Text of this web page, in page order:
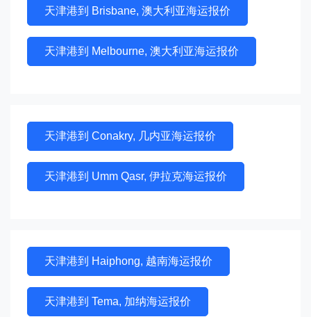
天津港到 Brisbane, 澳大利亚海运报价
天津港到 Melbourne, 澳大利亚海运报价
天津港到 Conakry, 几内亚海运报价
天津港到 Umm Qasr, 伊拉克海运报价
天津港到 Haiphong, 越南海运报价
天津港到 Tema, 加纳海运报价